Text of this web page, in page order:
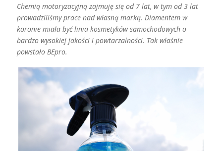
Chemią motoryzacyjną zajmuję się od 7 lat, w tym od 3 lat
prowadziliśmy prace nad własną marką. Diamentem w
koronie miała być linia kosmetyków samochodowych o
bardzo wysokiej jakości i powtarzalności. Tak właśnie
powstało BEpro.